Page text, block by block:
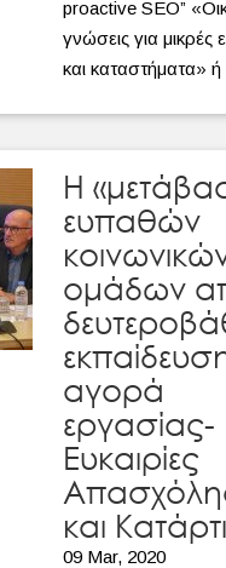
proactive SEO”
γνώσεις για μικρές
και καταστήματα»
Η
ευπαθών
ομάδων
αγορά
εργασίας-
Ευκαιρίες
και
09 Mar, 2020